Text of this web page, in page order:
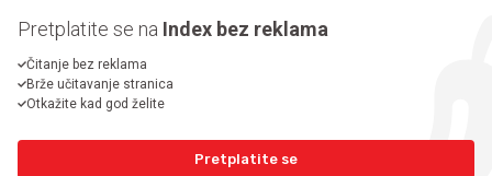
Oglašavanje Zaposli se na Indexu
korištenja
Postavke kolačića
Pretplatite se na Index bez reklama
Čitanje bez reklama
Brže učitavanje stranica
Otkažite kad god želite
Pretplatite se